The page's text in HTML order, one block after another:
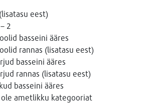
eest)
2
basseini ääres
rannas (lisatasu eest)
basseini ääres
rannas (lisatasu eest)
basseini ääres
ametlikku kategooriat